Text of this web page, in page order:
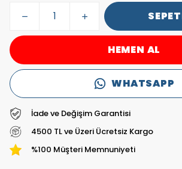
HEMEN AL
WHATSAPP
İade ve Değişim Garantisi
4500 TL ve Üzeri Ücretsiz Kargo
%100 Müşteri Memnuniyeti